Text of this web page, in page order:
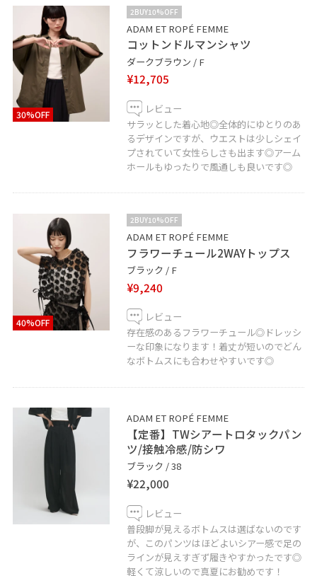
気に華やかになります！◎
商品の詳しいレビューは下に載せておりますので、ぜひ
チェックしてください✓
▼パーソナルカラー ブルベ冬
▼骨格 ストレート
●記載のないものにつきましては私物となります。
Instagram→@ay_____yo__
フォローもよろしくお願いいたします❤︎
－－－－－－－－－－－－－－－－－－－－－
【information】
▷お気に入りの投稿やスタッフを♡ボタンからお気に入
りに追加していただくと、
【お気に入り】タブから、投稿をご覧いただきやすくな
りますのでぜひお試しくださいませ◎
□LUMINE WEB決済サービス
北千住ルミネではWEB決済でご自宅への発送も行ってお
ります。
ルミネカードをご利用のお客様はいつでも5%OFFでご購
入いただけます。
お気軽にお問い合わせくださいませ。
□LINE接客も実施しております！
在庫確認やお悩みなど、LINEで簡単にお問合せいただけ
30%OFF
2BUY10%OFF
ADAM ET ROPÉ FEMME
コットンドルマンシャツ
ダークブラウン / F
¥12,705
レビュー
サラッとした着心地◎全体的にゆとりのあ
るデザインですが、ウエストは少しシェイ
プされていて女性らしさも出ます◎アーム
ホールもゆったりで風通しも良いです◎
40%OFF
2BUY10%OFF
ADAM ET ROPÉ FEMME
フラワーチュール2WAYトップス
ブラック / F
¥9,240
レビュー
存在感のあるフラワーチュール◎ドレッシ
ーな印象になります！着丈が短いのでどん
なボトムスにも合わせやすいです◎
ADAM ET ROPÉ FEMME
【定番】TWシアートロタックパン
ツ/接触冷感/防シワ
ブラック / 38
¥22,000
レビュー
普段脚が見えるボトムスは選ばないのです
が、このパンツはほどよいシアー感で足の
ラインが見えすぎず履きやすかったです◎
軽くて涼しいので真夏にお勧めです！